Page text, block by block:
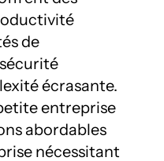
de
écrasante.
entreprise
abordables
nécessitant